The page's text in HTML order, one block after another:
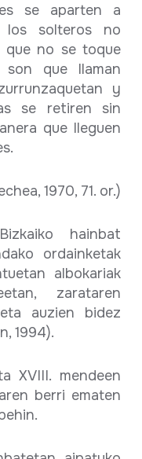
se aparten a
los solteros no
que no se toque
que llaman
y
se retiren sin
que lleguen
1970, 71. or.)
hainbat
ordainketak
albokariak
zarataren
auzien bidez
1994).
XVIII. mendeen
berri ematen